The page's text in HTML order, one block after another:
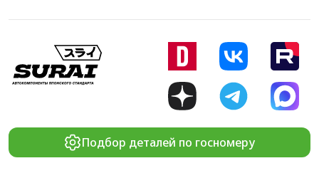
Подбор деталей по госномеру